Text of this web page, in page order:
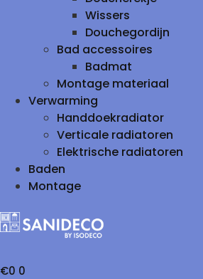
Wissers
Douchegordijn
Bad accessoires
Badmat
Montage materiaal
Verwarming
Handdoekradiator
Verticale radiatoren
Elektrische radiatoren
Baden
Montage
€0 0